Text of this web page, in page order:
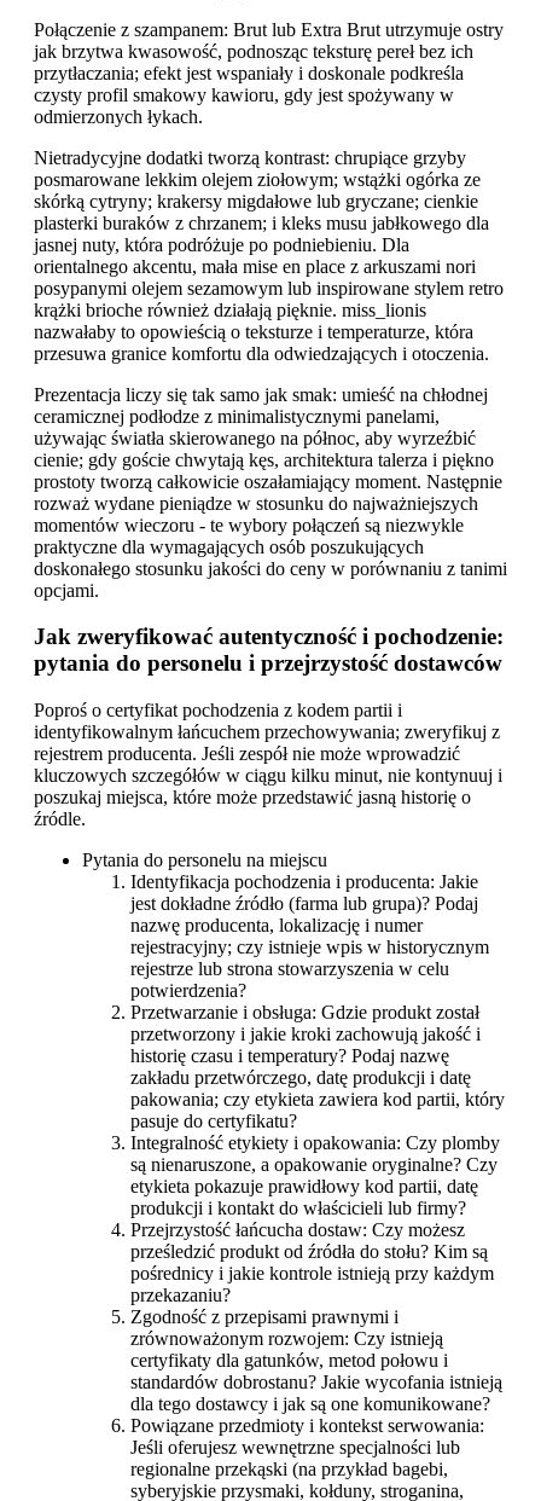
Połączenie z szampanem: Brut lub Extra Brut utrzymuje ostry
jak brzytwa kwasowość, podnosząc teksturę pereł bez ich
przytłaczania; efekt jest wspaniały i doskonale podkreśla
czysty profil smakowy kawioru, gdy jest spożywany w
odmierzonych łykach.
Nietradycyjne dodatki tworzą kontrast: chrupiące grzyby
posmarowane lekkim olejem ziołowym; wstążki ogórka ze
skórką cytryny; krakersy migdałowe lub gryczane; cienkie
plasterki buraków z chrzanem; i kleks musu jabłkowego dla
jasnej nuty, która podróżuje po podniebieniu. Dla
orientalnego akcentu, mała mise en place z arkuszami nori
posypanymi olejem sezamowym lub inspirowane stylem retro
krążki brioche również działają pięknie. miss_lionis
nazwałaby to opowieścią o teksturze i temperaturze, która
przesuwa granice komfortu dla odwiedzających i otoczenia.
Prezentacja liczy się tak samo jak smak: umieść na chłodnej
ceramicznej podłodze z minimalistycznymi panelami,
używając światła skierowanego na północ, aby wyrzeźbić
cienie; gdy goście chwytają kęs, architektura talerza i piękno
prostoty tworzą całkowicie oszałamiający moment. Następnie
rozważ wydane pieniądze w stosunku do najważniejszych
momentów wieczoru - te wybory połączeń są niezwykle
praktyczne dla wymagających osób poszukujących
doskonałego stosunku jakości do ceny w porównaniu z tanimi
opcjami.
Jak zweryfikować autentyczność i pochodzenie:
pytania do personelu i przejrzystość dostawców
Poproś o certyfikat pochodzenia z kodem partii i
identyfikowalnym łańcuchem przechowywania; zweryfikuj z
rejestrem producenta. Jeśli zespół nie może wprowadzić
kluczowych szczegółów w ciągu kilku minut, nie kontynuuj i
poszukaj miejsca, które może przedstawić jasną historię o
źródle.
Pytania do personelu na miejscu
Identyfikacja pochodzenia i producenta: Jakie
jest dokładne źródło (farma lub grupa)? Podaj
nazwę producenta, lokalizację i numer
rejestracyjny; czy istnieje wpis w historycznym
rejestrze lub strona stowarzyszenia w celu
potwierdzenia?
Przetwarzanie i obsługa: Gdzie produkt został
przetworzony i jakie kroki zachowują jakość i
historię czasu i temperatury? Podaj nazwę
zakładu przetwórczego, datę produkcji i datę
pakowania; czy etykieta zawiera kod partii, który
pasuje do certyfikatu?
Integralność etykiety i opakowania: Czy plomby
są nienaruszone, a opakowanie oryginalne? Czy
etykieta pokazuje prawidłowy kod partii, datę
produkcji i kontakt do właścicieli lub firmy?
Przejrzystość łańcucha dostaw: Czy możesz
prześledzić produkt od źródła do stołu? Kim są
pośrednicy i jakie kontrole istnieją przy każdym
przekazaniu?
Zgodność z przepisami prawnymi i
zrównoważonym rozwojem: Czy istnieją
certyfikaty dla gatunków, metod połowu i
standardów dobrostanu? Jakie wycofania istnieją
dla tego dostawcy i jak są one komunikowane?
Powiązane przedmioty i kontekst serwowania:
Jeśli oferujesz wewnętrzne specjalności lub
regionalne przekąski (na przykład bagebi,
syberyjskie przysmaki, kołduny, stroganina,